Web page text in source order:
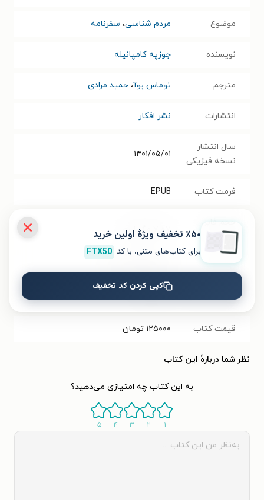
موضوع مردم شناسی، سفرنامه
نویسنده جوزپه کامپانیله
مترجم توماس بوآ، حمید مرادی
انتشارات نشر افکار
سال انتشار
نسخه فیزیکی
۱۴۰۱/۰۵/۰۱
فرمت کتاب EPUB
کتاب
۷.۸۷ مگابایت
تعداد صفحه‌ها ۱۷۰ صفحه
قیمت کتاب ۱۲۵۰۰۰ تومان
نظر شما دربارهٔ این کتاب
به این کتاب چه امتیازی می‌دهید؟
۱ ۲ ۳ ۴ ۵
٪۵۰ تخفیف ویژۀ اولین خرید
برای کتاب‌های متنی، با کد FTX50
کپی کردن کد تخفیف